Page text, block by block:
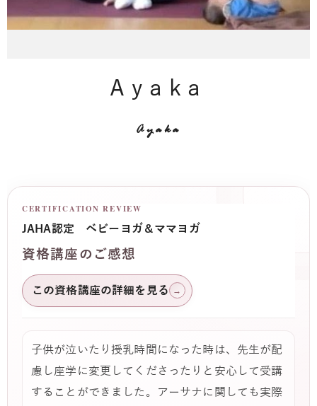
Ayaka
Ayaka
CERTIFICATION REVIEW
JAHA認定 ベビーヨガ＆ママヨガ
資格講座のご感想
この資格講座の詳細を見る →
子供が泣いたり授乳時間になった時は、先生が配
慮し座学に変更してくださったりと安心して受講
することができました。アーサナに関しても実際